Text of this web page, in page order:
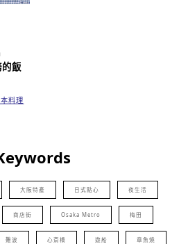
飯
料理
大阪特產 日式點心 夜生活
商店街 Osaka Metro 梅田
難波 心斎橋 遊船 章魚燒